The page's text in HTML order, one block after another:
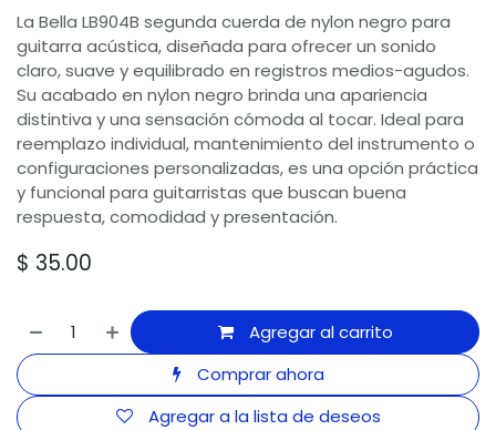
La Bella LB904B segunda cuerda de nylon negro para
guitarra acústica, diseñada para ofrecer un sonido
claro, suave y equilibrado en registros medios-agudos.
Su acabado en nylon negro brinda una apariencia
distintiva y una sensación cómoda al tocar. Ideal para
reemplazo individual, mantenimiento del instrumento o
configuraciones personalizadas, es una opción práctica
y funcional para guitarristas que buscan buena
respuesta, comodidad y presentación.
$ 35.00
Agregar al carrito
Comprar ahora
Agregar a la lista de deseos